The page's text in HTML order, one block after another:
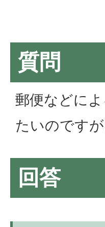
質問
郵便などに
たいのですが
回答